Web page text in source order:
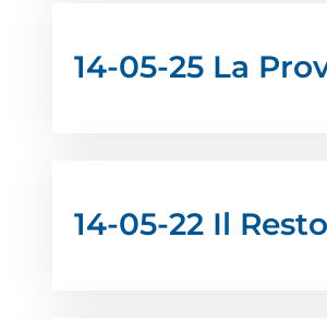
14-05-25 La
14-05-22 Il